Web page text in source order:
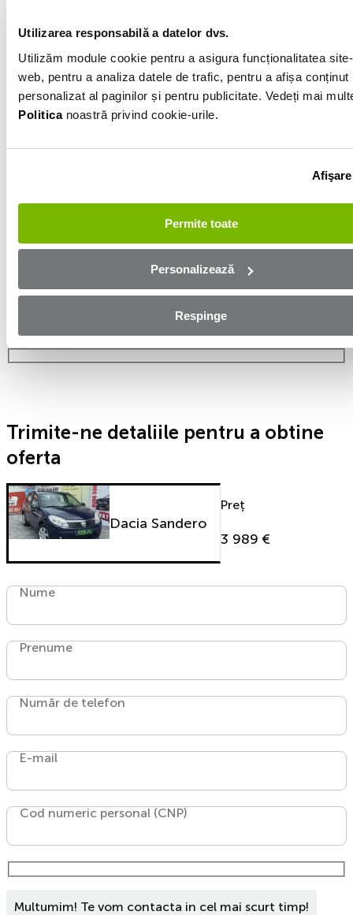
Utilizarea responsabilă a datelor dvs.
Utilizăm module cookie pentru a asigura funcționalitatea
web, pentru a analiza datele de trafic, pentru a afișa conținut
personalizat al paginilor și pentru publicitate. Vedeți mai
Politicanoastră privind cookie-urile.
Afişare
Permite toate
Personalizează
Respinge
Informatiile vanzatorului
0734185979
Trimite e-mail
Aplică online și bucură-te de
aprobare rapidă!
Ești mai aproape de mașina dorită! Completează
Trimite-ne detaliile pentru a obtine
oferta
Dacia Sandero
Preț
3 989 €
Nume
Prenume
Număr de telefon
E-mail
Cod numeric personal (CNP)
Multumim! Te vom contacta in cel mai scurt timp!